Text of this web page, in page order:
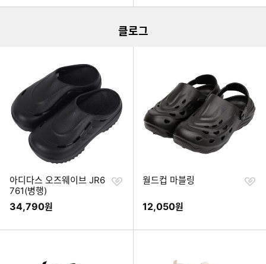
클로그
아디다스 오즈웨이브 JR6
761(병행)
34,790원
찜
월드컵 마블링
12,050원
찜